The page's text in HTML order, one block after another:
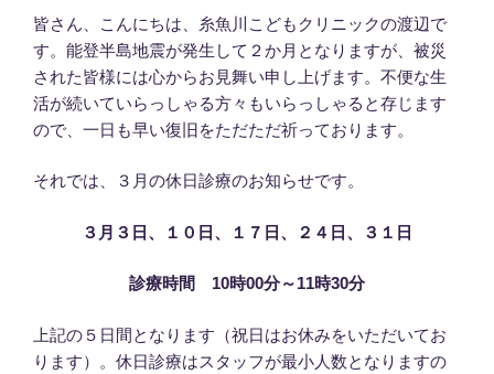
皆さん、こんにちは、糸魚川こどもクリニックの渡辺で
す。能登半島地震が発生して２か月となりますが、被災
された皆様には心からお見舞い申し上げます。不便な生
活が続いていらっしゃる方々もいらっしゃると存じます
ので、一日も早い復旧をただただ祈っております。
それでは、３月の休日診療のお知らせです。
３月３日、１０日、１７日、２４日、３１日
診療時間 10時00分～11時30分
上記の５日間となります（祝日はお休みをいただいてお
ります）。休日診療はスタッフが最小人数となりますの